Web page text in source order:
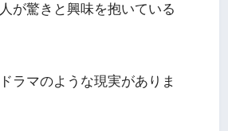
が驚きと興味を抱いている
ラマのような現実がありま